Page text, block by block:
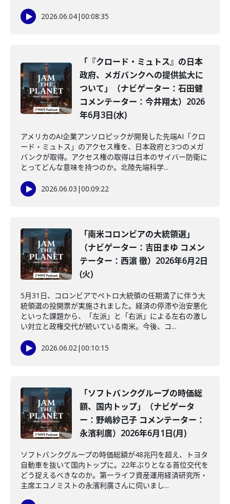
2026.06.04|00:08:35
「『クロード・ミュトス』の日本
政府、メガバンクへの提供拡大に
ついて」（ナビゲーター：石田健
コメンテーター：今井翔太）2026
年6月3日(水)
アメリカのAI企業アンソロピックが開発した先端AI「クロ
ード・ミュトス」のアクセス権を、日本政府と3つのメガ
バンクが取得。アクセス権の取得は日本のサイバー防衛に
とってどんな意味を持つのか。北陸先端科学...
2026.06.03 |00:09:22
「南米コロンビアの大統領選」
（ナビゲーター：吉田まゆ コメン
テーター：西濵 徹）2026年6月2日
(火)
5月31日、コロンビアでペトロ大統領の任期満了に伴う大
統領選の投開票が実施されました。経済の停滞や治安悪化
といった課題から、「左派」と「右派」による左右の激し
い対立と政権交代が続いている南米。今後、コ...
2026.06.02|00:10:15
「ソフトバンクグループの時価総
額、国内トップ」（ナビゲータ
ー：野嶋紗己子 コメンテーター：
永濱利廣）2026年6月1日(月)
ソフトバンクグループの時価総額が48兆円を超え、トヨタ
自動車を抜いて国内トップに。22年ぶりとなる首位交代を
どう捉えるべきなのか。第一ライフ資産運用経済研究所・
主席エコノミストの永濱利廣さんに伺いまし...